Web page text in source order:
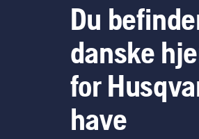
Du
danske
for
have